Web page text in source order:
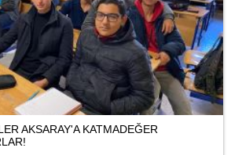
AKSARAY'A KATMADEĞER